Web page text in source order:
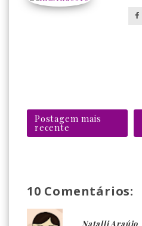
Postagem mais
recente
10 Comentários:
Natalli Araújo